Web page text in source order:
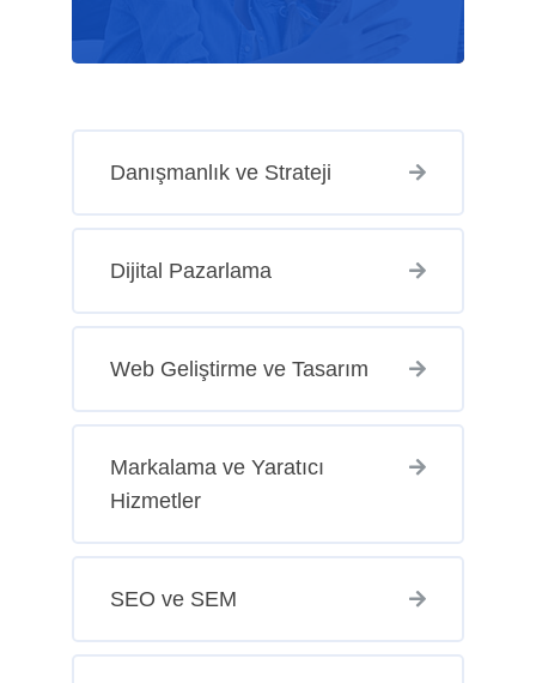
Danışmanlık ve Strateji
Dijital Pazarlama
Web Geliştirme ve Tasarım
Markalama ve Yaratıcı
Hizmetler
SEO ve SEM